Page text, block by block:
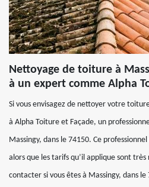
Nettoyage de toiture à
à un expert comme Alpha
Si vous envisagez de nettoyer votre
à Alpha Toiture et Façade, un
Massingy, dans le 74150. Ce
alors que les tarifs qu’il applique sont très
contacter si vous êtes à Massingy, dans